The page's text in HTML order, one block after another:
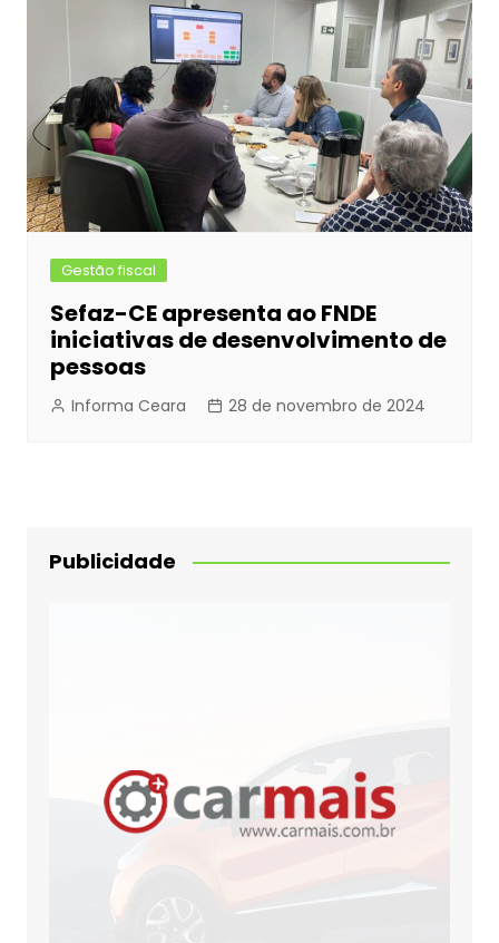
Gestão fiscal
Sefaz-CE apresenta ao FNDE
iniciativas de desenvolvimento de
pessoas
Informa Ceara 28 de novembro de 2024
Publicidade